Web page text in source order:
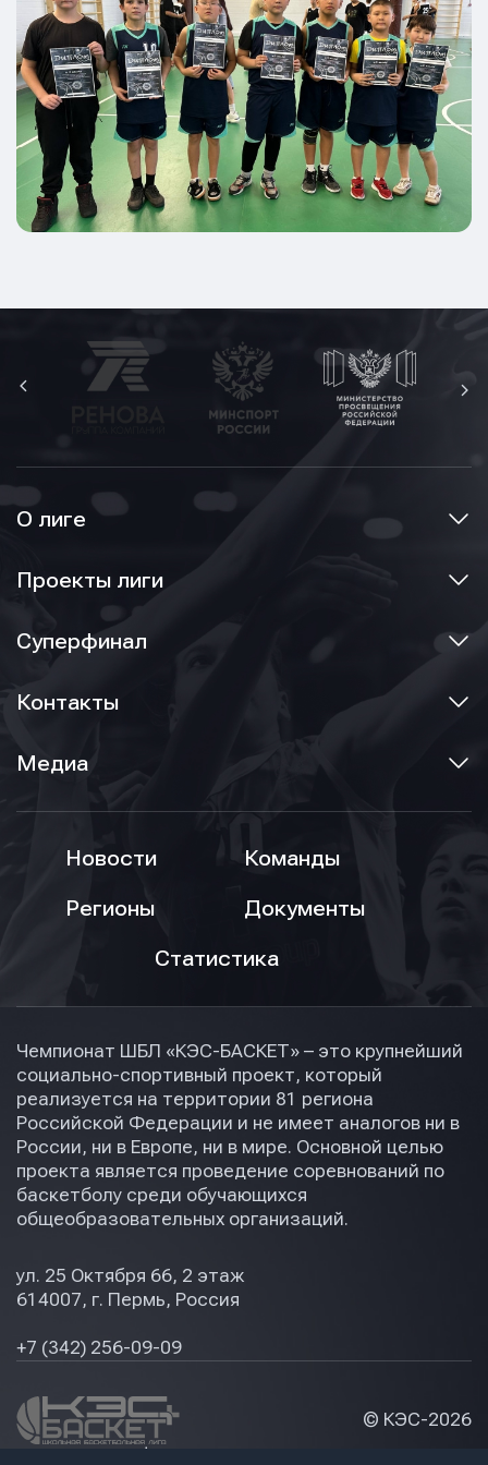
О лиге
Проекты лиги
Суперфинал
Контакты
Медиа
Новости
Команды
Регионы
Документы
Статистика
Чемпионат ШБЛ «КЭС-БАСКЕТ» – это крупнейший
социально-спортивный проект, который
реализуется на территории 81 региона
Российской Федерации и не имеет аналогов ни в
России, ни в Европе, ни в мире. Основной целью
проекта является проведение соревнований по
баскетболу среди обучающихся
общеобразовательных организаций.
ул. 25 Октября 66, 2 этаж
614007, г. Пермь, Россия
+7 (342) 256-09-09
© КЭС-2026
Политика конфидециальности